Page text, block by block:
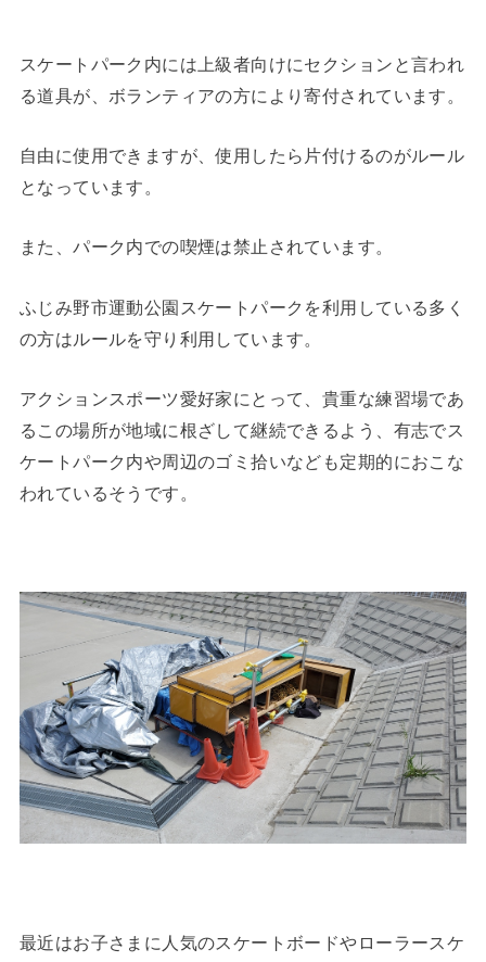
スケートパーク内には上級者向けにセクションと言われ
る道具が、ボランティアの方により寄付されています。
自由に使用できますが、使用したら片付けるのがルール
となっています。
また、パーク内での喫煙は禁止されています。
ふじみ野市運動公園スケートパークを利用している多く
の方はルールを守り利用しています。
アクションスポーツ愛好家にとって、貴重な練習場であ
るこの場所が地域に根ざして継続できるよう、有志でス
ケートパーク内や周辺のゴミ拾いなども定期的におこな
われているそうです。
最近はお子さまに人気のスケートボードやローラースケ